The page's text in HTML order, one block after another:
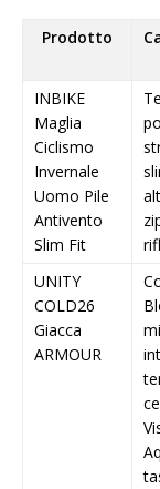
Prodotto
INBIKE
Maglia
Ciclismo
Invernale
Uomo Pile
Antivento
Slim Fit
UNITY
COLD26
Giacca
ARMOUR